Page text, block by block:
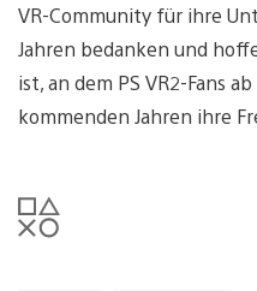
VR-Community für ihre
Jahren bedanken und
ist, an dem PS VR2-Fans
kommenden Jahren ihre